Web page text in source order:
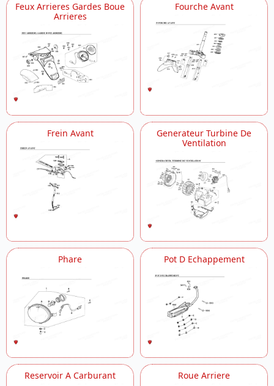
Feux Arrieres Gardes Boue
Arrieres
Fourche Avant
Frein Avant
Generateur Turbine De
Ventilation
Phare Pot D Echappement
Reservoir A Carburant Roue Arriere